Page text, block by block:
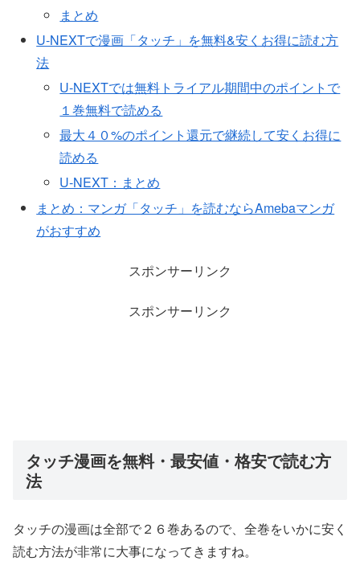
まとめ
U-NEXTで漫画「タッチ」を無料&安くお得に読む方
法
U-NEXTでは無料トライアル期間中のポイントで
１巻無料で読める
最大４０%のポイント還元で継続して安くお得に
読める
U-NEXT：まとめ
まとめ：マンガ「タッチ」を読むならAmebaマンガ
がおすすめ
スポンサーリンク
スポンサーリンク
タッチ漫画を無料・最安値・格安で読む方
法
タッチの漫画は全部で２６巻あるので、全巻をいかに安く
読む方法が非常に大事になってきますね。